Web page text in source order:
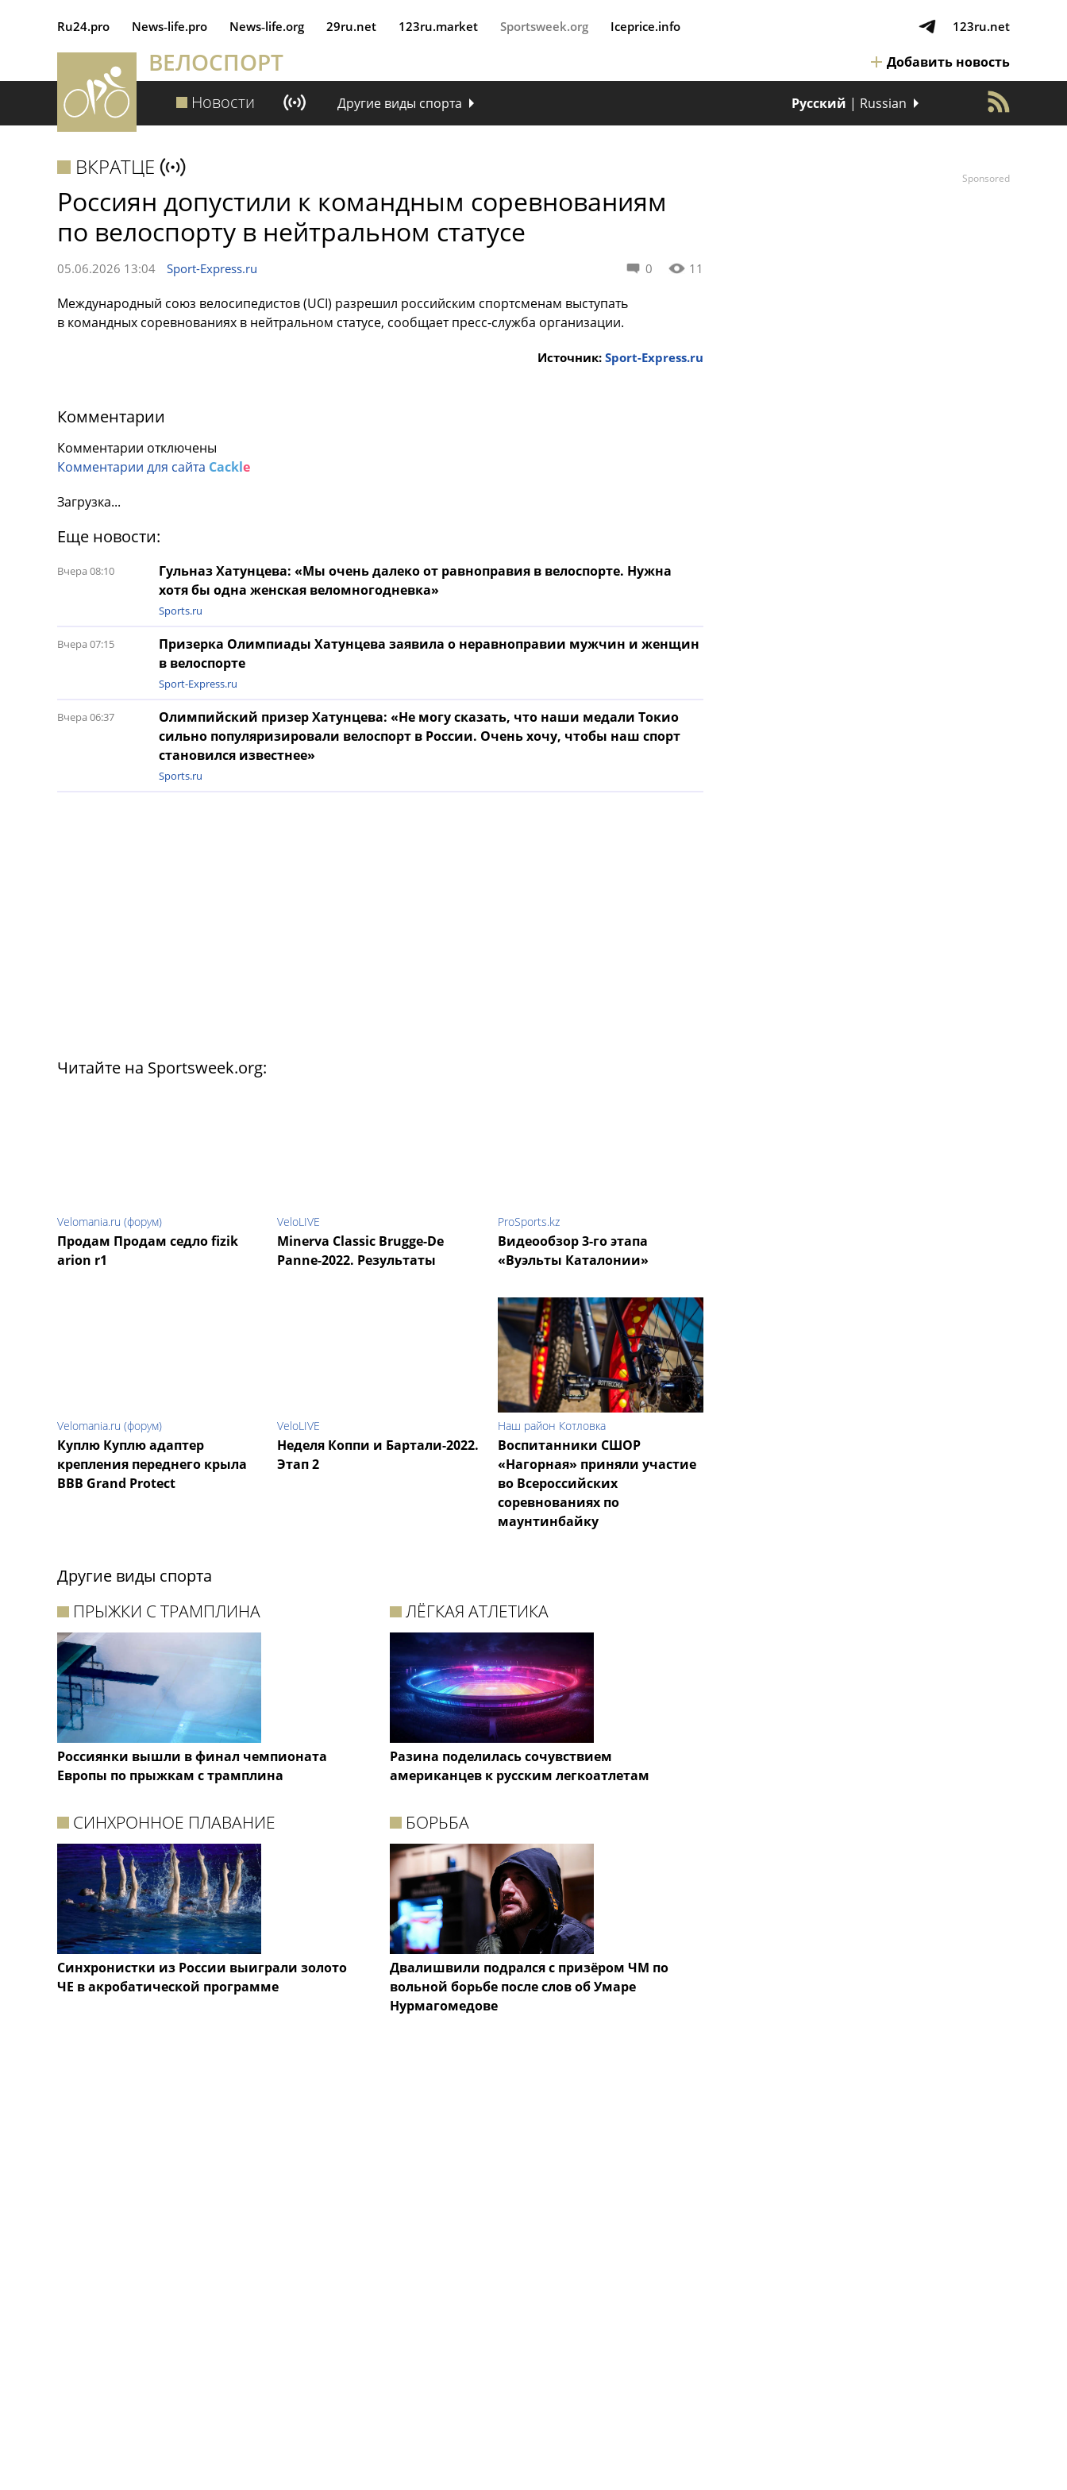
Ru24.pro News‑life.pro News‑life.org 29ru.net 123ru.market Sportsweek.org Iceprice.info 123ru.net
ВЕЛОСПОРТ Добавить новость
Новости Другие виды спорта Русский | Russian
ВКРАТЦЕ
Россиян допустили к командным соревнованиям
по велоспорту в нейтральном статусе
0 11
05.06.2026 13:04 Sport-Express.ru
Международный союз велосипедистов (UCI) разрешил российским спортсменам выступать
в командных соревнованиях в нейтральном статусе, сообщает пресс-служба организации.
Источник: Sport-Express.ru
Комментарии
Комментарии отключены
Комментарии для сайта Cackle
Загрузка...
Еще новости:
Гульназ Хатунцева: «Мы очень далеко от равноправия в велоспорте. Нужна
хотя бы одна женская веломногодневка»
Вчера 08:10
Sports.ru
Призерка Олимпиады Хатунцева заявила о неравноправии мужчин и женщин
в велоспорте
Вчера 07:15
Sport-Express.ru
Олимпийский призер Хатунцева: «Не могу сказать, что наши медали Токио
сильно популяризировали велоспорт в России. Очень хочу, чтобы наш спорт
становился известнее»
Вчера 06:37
Sports.ru
Читайте на Sportsweek.org:
Velomania.ru (форум)
Продам Продам седло fizik
arion r1
VeloLIVE
Minerva Classic Brugge-De
Panne-2022. Результаты
ProSports.kz
Видеообзор 3-го этапа
«Вуэльты Каталонии»
Velomania.ru (форум)
Куплю Куплю адаптер
крепления переднего крыла
BBB Grand Protect
VeloLIVE
Неделя Коппи и Бартали-2022.
Этап 2
Наш район Котловка
Воспитанники СШОР
«Нагорная» приняли участие
во Всероссийских
соревнованиях по
маунтинбайку
Другие виды спорта
ПРЫЖКИ С ТРАМПЛИНА
Россиянки вышли в финал чемпионата
Европы по прыжкам с трамплина
ЛЁГКАЯ АТЛЕТИКА
Разина поделилась сочувствием
американцев к русским легкоатлетам
СИНХРОННОЕ ПЛАВАНИЕ
Синхронистки из России выиграли золото
ЧЕ в акробатической программе
БОРЬБА
Двалишвили подрался с призёром ЧМ по
вольной борьбе после слов об Умаре
Нурмагомедове
Sponsored